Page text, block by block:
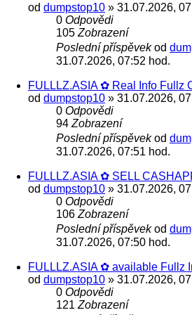
od dumpstop10 » 31.07.2026,
0 Odpovědi
105 Zobrazení
Poslední příspěvekod
31.07.2026, 07:52 hod.
FULLLZ.ASIA ✿ Real Info Fullz
od dumpstop10 » 31.07.2026,
0 Odpovědi
94 Zobrazení
Poslední příspěvekod
31.07.2026, 07:51 hod.
FULLLZ.ASIA ✿ SELL
od dumpstop10 » 31.07.2026,
0 Odpovědi
106 Zobrazení
Poslední příspěvekod
31.07.2026, 07:50 hod.
FULLLZ.ASIA ✿ available Fullz
od dumpstop10 » 31.07.2026,
0 Odpovědi
121 Zobrazení